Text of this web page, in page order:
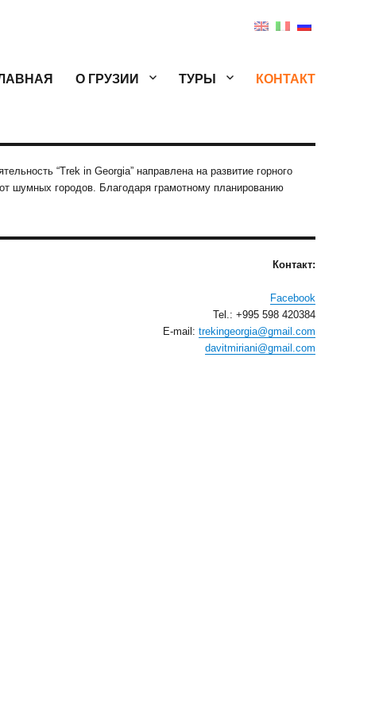
О ГРУЗИИ ТУРЫ КОНТАКТ
“Trek in Georgia” направлена на развитие горного
шумных городов. Благодаря грамотному планированию
Контакт:
Facebook
Tel.: +995 598 420384
E-mail: trekingeorgia@gmail.com
davitmiriani@gmail.com